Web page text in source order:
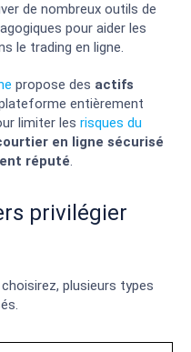
de nombreux outils de
pour aider les
le trading en ligne.
propose des actifs
entièrement
limiter les risques du
en ligne sécurisé
réputé.
privilégier
plusieurs types